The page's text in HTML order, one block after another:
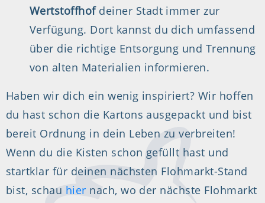
Wertstoffhofdeiner Stadt immer zur
Verfügung. Dort kannst du dich umfassend
über die richtige Entsorgung und Trennung
von alten Materialien informieren.
Haben wir dich ein wenig inspiriert? Wir hoffen
du hast schon die Kartons ausgepackt und bist
bereit Ordnung in dein Leben zu verbreiten!
Wenn du die Kisten schon gefüllt hast und
startklar für deinen nächsten Flohmarkt-Stand
bist, schau hier nach, wo der nächste Flohmarkt